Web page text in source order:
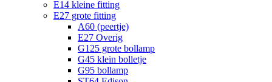
E14 kleine fitting
E27 grote fitting
A60 (peertje)
E27 Overig
G125 grote bollamp
G45 klein bolletje
G95 bollamp